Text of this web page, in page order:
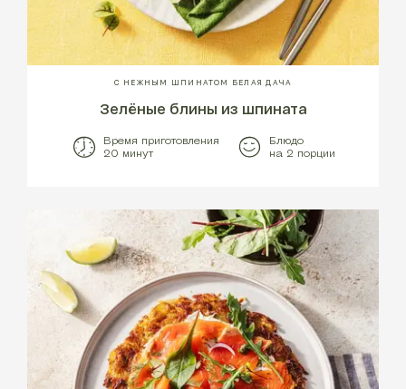
С НЕЖНЫМ ШПИНАТОМ БЕЛАЯ ДАЧА
Зелёные блины из шпината
Время приготовления
20 минут
Блюдо
на 2 порции